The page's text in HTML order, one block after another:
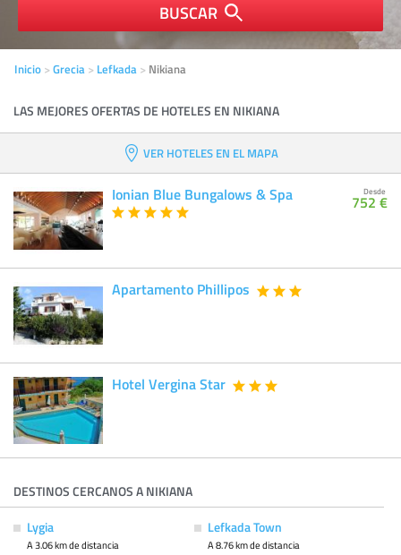
BUSCAR
Inicio Grecia Lefkada Nikiana
LAS MEJORES OFERTAS DE HOTELES EN NIKIANA
VER HOTELES EN EL MAPA
Ionian Blue Bungalows & Spa Desde
752 €
Apartamento Phillipos
Hotel Vergina Star
DESTINOS CERCANOS A NIKIANA
Lygia
A 3.06 km de distancia
Lefkada Town
A 8.76 km de distancia